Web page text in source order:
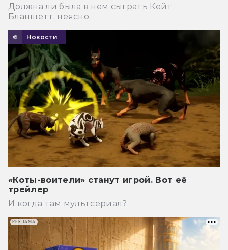
Должна ли была в нем сыграть Кейт
Бланшетт, неясно.
Новости
«Коты-воители» станут игрой. Вот её
трейлер
И когда там мультсериал?
РЕКЛАМА